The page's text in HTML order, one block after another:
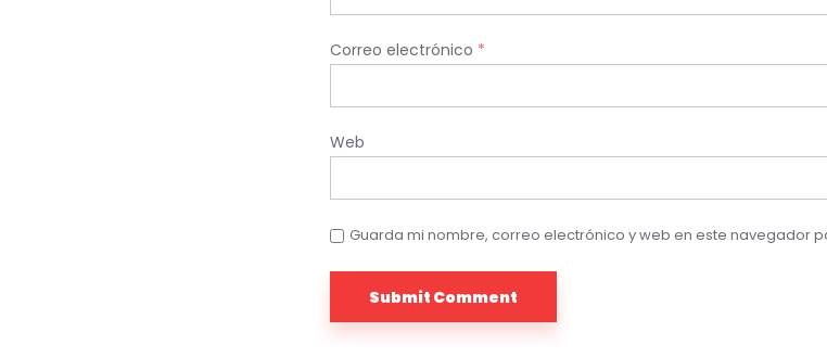
Correo electrónico *
Web
Guarda mi nombre, correo electrónico y web en este navegador